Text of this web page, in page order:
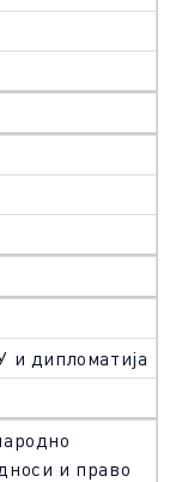
и дипломатија
и право